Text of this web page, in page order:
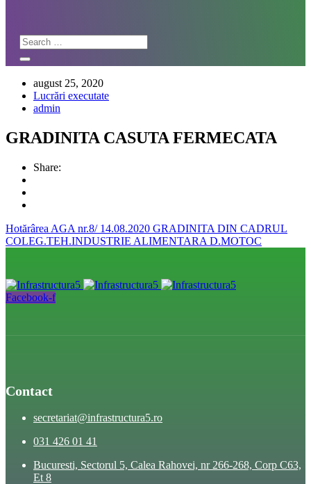
august 25, 2020
Lucrări executate
admin
GRADINITA CASUTA FERMECATA
Share:
Hotărârea AGA nr.8/ 14.08.2020 GRADINITA DIN CADRUL
COLEG.TEH.INDUSTRIE ALIMENTARA D.MOTOC
Facebook-f
Contact
secretariat@infrastructura5.ro
031 426 01 41
Bucuresti, Sectorul 5, Calea Rahovei, nr 266-268, Corp C63,
Et 8